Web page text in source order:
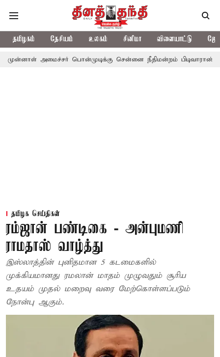
தமிழகம் தேசியம் உலகம் சினிமா விளையாட்டு
பொன்முடிக்கு சென்னை நீதிமன்றம் பிடிவாராண்ட்
தமிழக செய்திகள்
ரம்ஜான் பண்டிகை - அன்புமணி
ராமதாஸ் வாழ்த்து
இஸ்லாத்தின் புனிதமான 5 கடமைகளில்
முக்கியமானது ரமலான் மாதம் முழுவதும் சூரிய
உதயம் முதல் மறைவு வரை மேற்கொள்ளப்படும்
நோன்பு ஆகும்.